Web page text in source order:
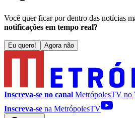
Você quer ficar por dentro das notícias
notificações em tempo real?
Eu quero! Agora não
Inscreva-se no canal MetrópolesTV no
Inscreva-se na MetrópolesTV